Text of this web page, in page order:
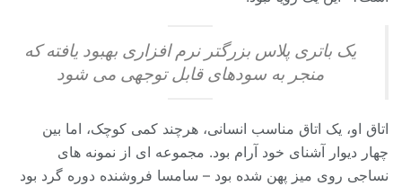
یک باتری پلاس بزرگتر نرم افزاری بهبود یافته که
منجر به سودهای قابل توجهی می شود
اتاق او، یک اتاق مناسب انسانی، هرچند کمی کوچک، اما بین
چهار دیوار آشنای خود آرام بود. مجموعه ای از نمونه های
نساجی روی میز پهن شده بود – سامسا فروشنده دوره گرد بود